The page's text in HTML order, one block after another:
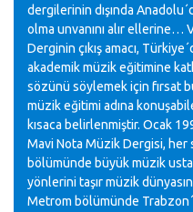
dergilerinin dışında
olma unvanını alır ellerine…
Derginin çıkış amacı,
akademik müzik eğitimine
sözünü söylemek için fırsat
müzik eğitimi adına
kısaca belirlenmiştir. Ocak
Mavi Nota Müzik Dergisi, her
bölümünde büyük müzik
yönlerini taşır müzik
Metrom bölümünde